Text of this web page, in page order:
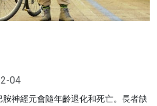
04
神經元會隨年齡退化和死亡。長者缺